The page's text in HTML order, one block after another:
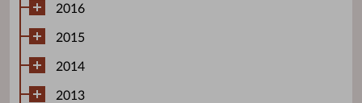
2016
2015
2014
2013